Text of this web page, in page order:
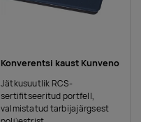
Konverentsi kaust Kunveno
Jätkusuutlik RCS-
sertifitseeritud portfell,
valmistatud tarbijajärgsest